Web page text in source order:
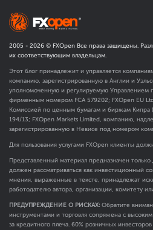
2005 - 2026 © FXOpen Все права защищены.
их соответствующим владельцам.
Этот блог принадлежит и управляется
компанию, зарегистрированную в Англии и
уполномоченную и регулируемую
фирменным номером FCA 579202; FXOpen EU
Комиссией по ценным бумагам и биржам Кипра
194/13; FXOpen Markets Limited, компанию,
зарегистрированную в Невисе под номером
Для пользования услугами FXOpen клиенты
Представленный материал предназначен
должен рассматриваться как инвестиционный
мнения, выраженные в тексте, принадлежат
работодателю автора, организации, комитету
ПРЕДУПРЕЖДЕНИЕ О РИСКАХ: Обратите
инструментами и торговля сопряжена с
за кредитного плеча. 60% розничных